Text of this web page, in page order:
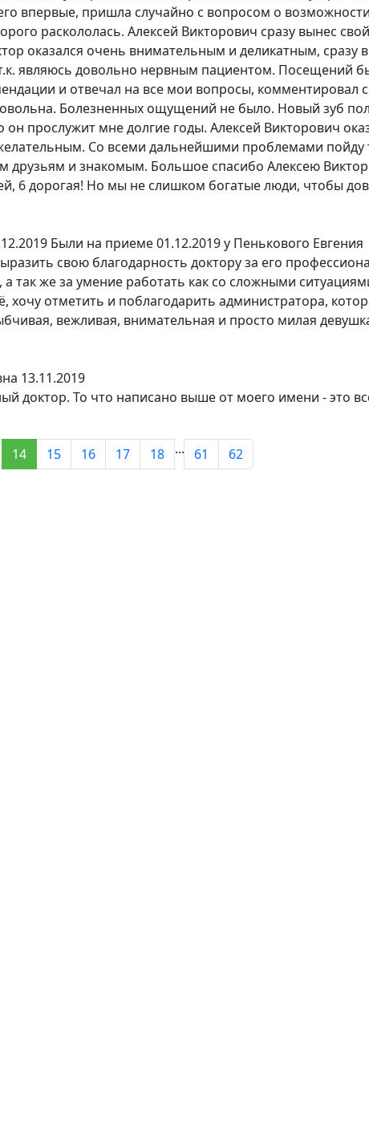
впервые, пришла случайно с вопросом о возможности
раскололась. Алексей Викторович сразу вынес
оказался очень внимательным и деликатным, сразу
являюсь довольно нервным пациентом. Посещений
и отвечал на все мои вопросы, комментировал
Болезненных ощущений не было. Новый зуб
он прослужит мне долгие годы. Алексей Викторович
Со всеми дальнейшими проблемами пойду
друзьям и знакомым. Большое спасибо Алексею
6 дорогая! Но мы не слишком богатые люди, чтобы
Были на приеме 01.12.2019 у Пенькового Евгения
свою благодарность доктору за его
так же за умение работать как со сложными
отметить и поблагодарить администратора,
вежливая, внимательная и просто милая
13.11.2019
доктор. То что написано выше от моего имени - это
14 15 16 17 18 ... 61 62